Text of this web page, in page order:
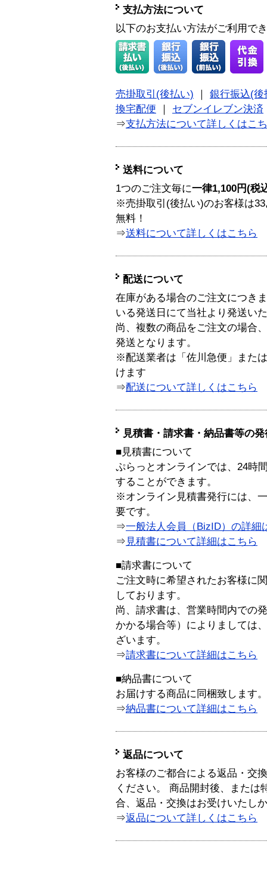
支払方法について
以下のお支払い方法がご利用で
売掛取引(後払い)
銀行振込(後
換宅配便
セブンイレブン決済
⇒支払方法について詳しくはこ
送料について
1つのご注文毎に一律1,100円(税
※売掛取引(後払い)のお客様は
無料！
⇒送料について詳しくはこちら
配送について
在庫がある場合のご注文につき
いる発送日にて当社より発送い
尚、複数の商品をご注文の場合
発送となります。
※配送業者は「佐川急便」また
けます
⇒配送について詳しくはこちら
見積書・請求書・納品書等の
■見積書について
ぷらっとオンラインでは、24時
することができます。
※オンライン見積書発行には、
要です。
⇒一般法人会員（BizID）の詳細
⇒ 見積書について詳細はこちら
■請求書について
ご注文時に希望されたお客様に
しております。
尚、請求書は、営業時間内での
かかる場合等）によりましては
ざいます。
⇒請求書について詳細はこちら
■納品書について
お届けする商品に同梱致します。
⇒納品書について詳細はこちら
返品について
お客様のご都合による返品・交
ください。 商品開封後、または
合、返品・交換はお受けいたし
⇒返品について詳しくはこちら